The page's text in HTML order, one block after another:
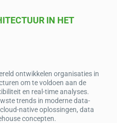
IN HET
ontwikkelen organisaties in
om te voldoen aan de
en real-time analyses.
trends in moderne data-
native oplossingen, data
concepten.